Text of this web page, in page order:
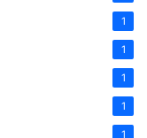
1
1
1
1
1